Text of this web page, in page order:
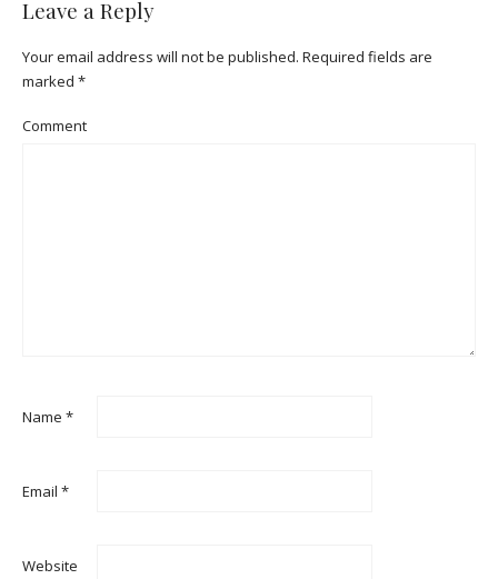
Leave a Reply
Your email address will not be published. Required fields are
marked *
Comment
Name *
Email *
Website